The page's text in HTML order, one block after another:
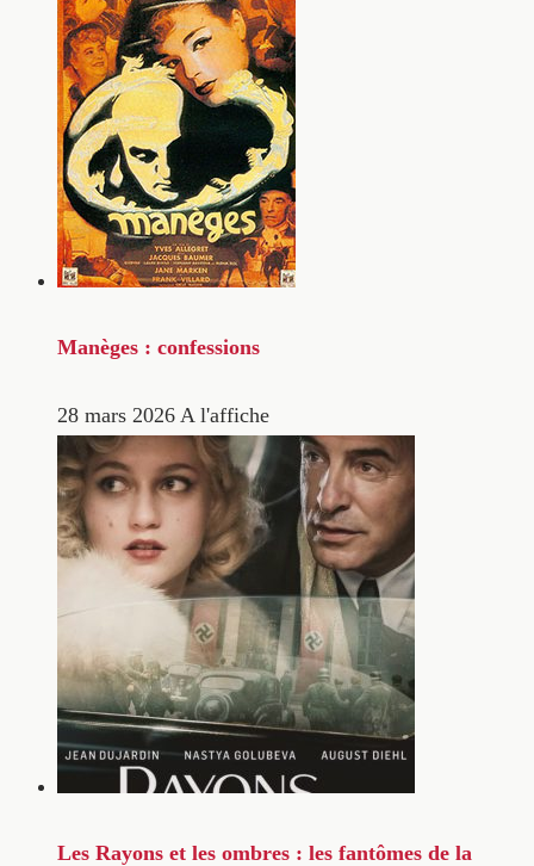
Manèges : confessions
28 mars 2026 A l'affiche
Les Rayons et les ombres : les fantômes de la